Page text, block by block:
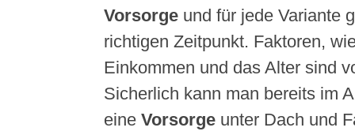
Vorsorgeund für jede Variante
richtigen Zeitpunkt. Faktoren,
Einkommen und das Alter sind
Sicherlich kann man bereits im
eine Vorsorgeunter Dach und